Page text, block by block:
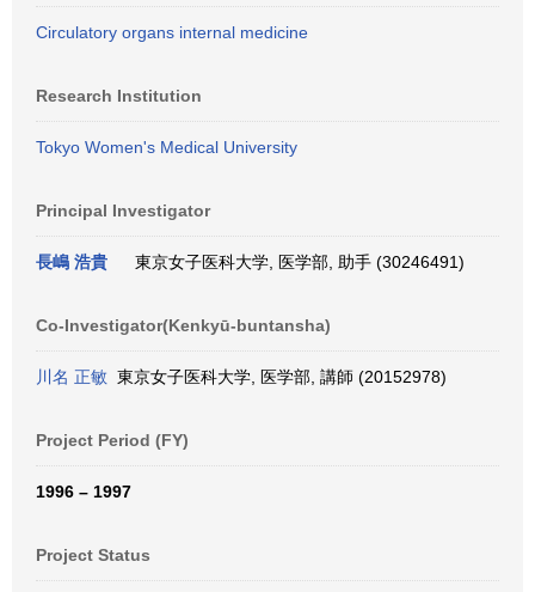
Circulatory organs internal medicine
Research Institution
Tokyo Women's Medical University
Principal Investigator
長嶋 浩貴 東京女子医科大学, 医学部, 助手 (30246491)
Co-Investigator(Kenkyū-buntansha)
川名 正敏 東京女子医科大学, 医学部, 講師 (20152978)
Project Period (FY)
1996 – 1997
Project Status